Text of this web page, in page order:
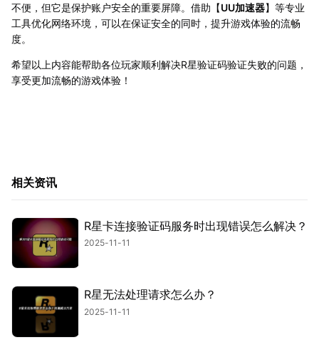
不便，但它是保护账户安全的重要屏障。借助【UU加速器】等专业
工具优化网络环境，可以在保证安全的同时，提升游戏体验的流畅
度。
希望以上内容能帮助各位玩家顺利解决R星验证码验证失败的问题，
享受更加流畅的游戏体验！
相关资讯
R星卡连接验证码服务时出现错误怎么解决？
2025-11-11
R星无法处理请求怎么办？
2025-11-11